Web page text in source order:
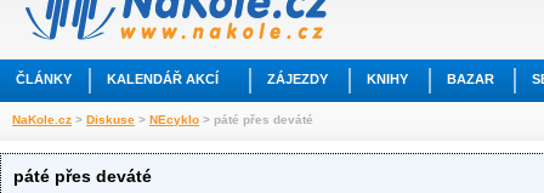
ČLÁNKY KALENDÁŘ AKCÍ ZÁJEZDY KNIHY BAZAR
NaKole.cz > Diskuse > NEcyklo > páté přes deváté
páté přes deváté